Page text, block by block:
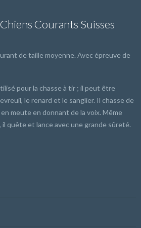
Courants Suisses
de taille moyenne. Avec épreuve de
pour la chasse à tir ; il peut être
le renard et le sanglier. Il chasse de
meute en donnant de la voix. Même
quête et lance avec une grande sûreté.